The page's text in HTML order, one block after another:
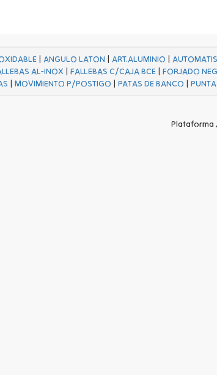
| ANGULO LATON | ART.ALUMINIO |
AL-INOX |FALLEBAS C/CAJA BCE |FORJADO
| MOVIMIENTO P/POSTIGO | PATAS DE BANCO |
Plataforma